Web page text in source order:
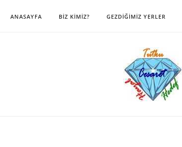
ANASAYFA BİZ KİMİZ? GEZDIĞIMIZ YERLER